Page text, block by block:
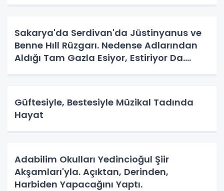
Sakarya'da Serdivan'da Jüstinyanus ve
Benne Hıll Rüzgarı. Nedense Adlarından
Aldığı Tam Gazla Esiyor, Estiriyor Da.
Güftesiyle, Bestesiyle Müzikal Tadında
Hayat
Adabilim Okulları Yedincioğul Şiir
Akşamları'yla. Açıktan, Derinden,
Harbiden Yapacağını Yaptı.